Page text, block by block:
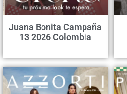
Juana Bonita Campaña
13 2026 Colombia